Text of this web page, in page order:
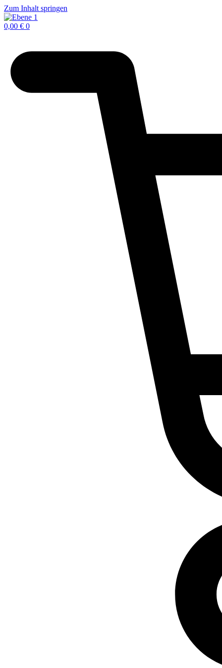
Zum Inhalt springen
0,00 € 0